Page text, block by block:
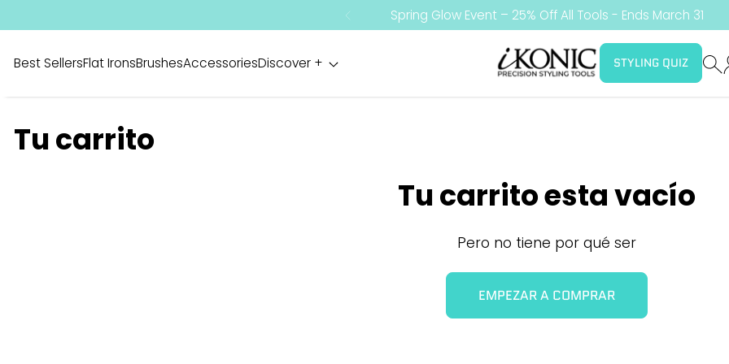
Spring Glow Event – 25% Off All Tools - Ends March 31
Best SellersFlat IronsBrushesAccessoriesDiscover +
iKonicstyle
STYLING QUIZ
Tu carrito
Tu carrito esta vacío
Pero no tiene por qué ser
EMPEZAR A COMPRAR